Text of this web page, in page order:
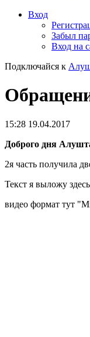
Вход
Забыл
Вход на
Подключайся к
15:28 19.04.2017
Доброго дня
2я часть получила
Текст я выложу
видео формат тут